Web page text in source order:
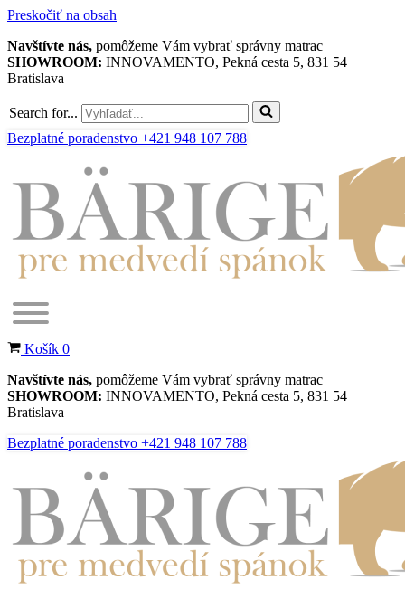
Preskočiť na obsah
Navštívte nás, pomôžeme Vám vybrať správny matrac
SHOWROOM: INNOVAMENTO, Pekná cesta 5, 831 54
Bratislava
Search for...
Bezplatné poradenstvo +421 948 107 788
Košík 0
Navštívte nás, pomôžeme Vám vybrať správny matrac
SHOWROOM: INNOVAMENTO, Pekná cesta 5, 831 54
Bratislava
Bezplatné poradenstvo +421 948 107 788